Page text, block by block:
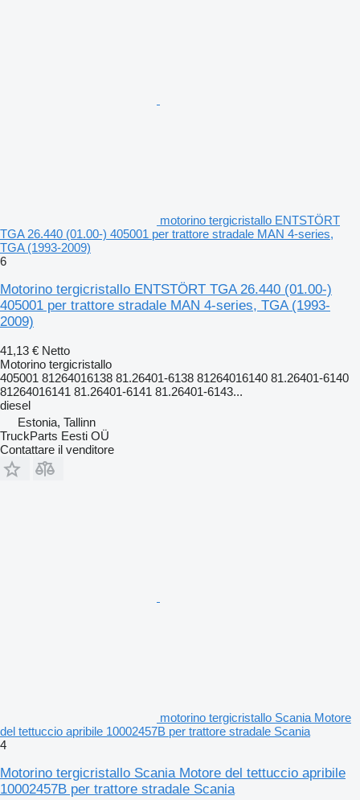
motorino tergicristallo ENTSTÖRT
TGA 26.440 (01.00-) 405001 per trattore stradale MAN 4-series,
TGA (1993-2009)
6
Motorino tergicristallo ENTSTÖRT TGA 26.440 (01.00-)
405001 per trattore stradale MAN 4-series, TGA (1993-
2009)
41,13 € Netto
Motorino tergicristallo
405001 81264016138 81.26401-6138 81264016140 81.26401-6140
81264016141 81.26401-6141 81.26401-6143...
diesel
Estonia, Tallinn
TruckParts Eesti OÜ
Contattare il venditore
motorino tergicristallo Scania Motore
del tettuccio apribile 10002457B per trattore stradale Scania
4
Motorino tergicristallo Scania Motore del tettuccio apribile
10002457B per trattore stradale Scania